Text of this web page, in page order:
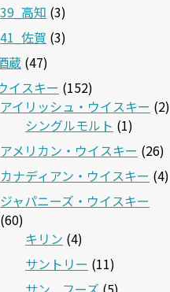
39_高知 (3)
41_佐賀 (3)
蔵 (47)
イスキー (152)
アイリッシュ・ウイスキー (2)
シングルモルト (1)
アメリカン・ウイスキー (26)
カナディアン・ウイスキー (4)
ジャパニーズ・ウイスキー
(60)
キリン (4)
サントリー (11)